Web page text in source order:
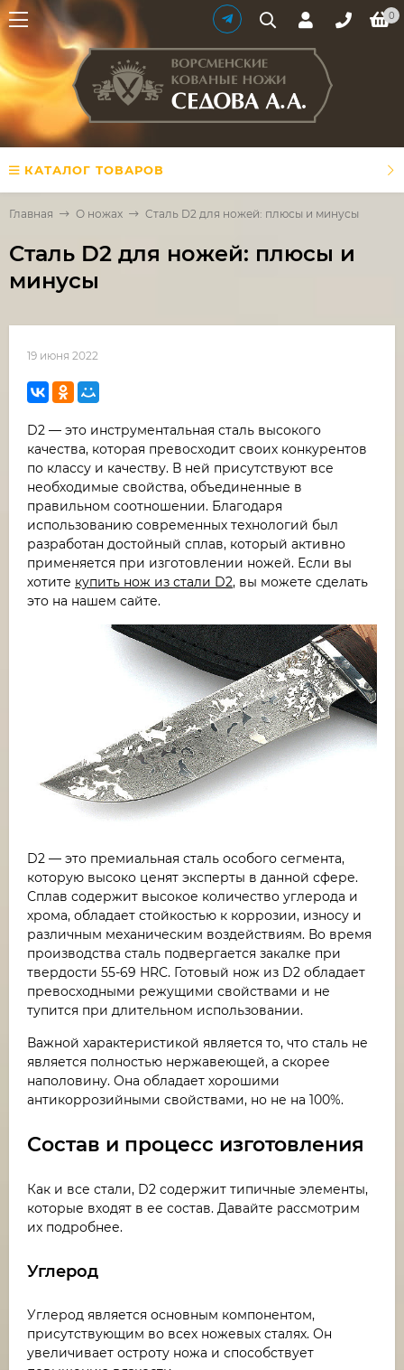
0
КАТАЛОГ ТОВАРОВ
Главная О ножах ​Cталь D2 для ножей: плюсы и минусы
​Cталь D2 для ножей: плюсы и
минусы
19 июня 2022
D2 — это инструментальная сталь высокого
качества, которая превосходит своих конкурентов
по классу и качеству. В ней присутствуют все
необходимые свойства, объединенные в
правильном соотношении. Благодаря
использованию современных технологий был
разработан достойный сплав, который активно
применяется при изготовлении ножей. Если вы
хотите купить нож из стали D2, вы можете сделать
это на нашем сайте.
D2 — это премиальная сталь особого сегмента,
которую высоко ценят эксперты в данной сфере.
Сплав содержит высокое количество углерода и
хрома, обладает стойкостью к коррозии, износу и
различным механическим воздействиям. Во время
производства сталь подвергается закалке при
твердости 55-69 HRC. Готовый нож из D2 обладает
превосходными режущими свойствами и не
тупится при длительном использовании.
Важной характеристикой является то, что сталь не
является полностью нержавеющей, а скорее
наполовину. Она обладает хорошими
антикоррозийными свойствами, но не на 100%.
Состав и процесс изготовления
Как и все стали, D2 содержит типичные элементы,
которые входят в ее состав. Давайте рассмотрим
их подробнее.
Углерод
Углерод является основным компонентом,
присутствующим во всех ножевых сталях. Он
увеличивает остроту ножа и способствует